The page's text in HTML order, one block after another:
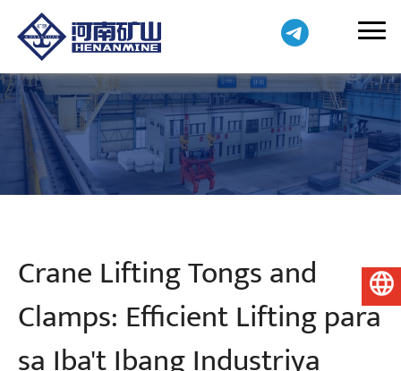
Crane Lifting Tongs and
Clamps: Efficient Lifting para
sa Iba't Ibang Industriya
Pilipino